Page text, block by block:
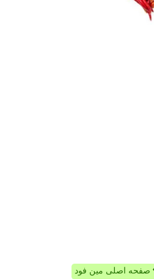
صفحه اصلی مین فود